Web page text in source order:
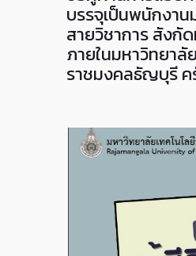
บรรจุเป็นพนักงา
สายวิชาการ สังกั
ภายในมหาวิทยาลั
ราชมงคลธัญบุรี ค